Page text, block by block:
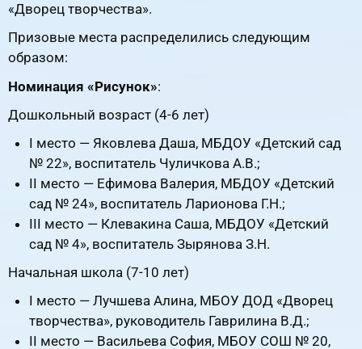
«Дворец творчества».
Призовые места распределились следующим
образом:
Номинация «Рисунок»:
Дошкольный возраст (4-6 лет)
I место — Яковлева Даша, МБДОУ «Детский сад
№ 22», воспитатель Чуличкова А.В.;
II место — Ефимова Валерия, МБДОУ «Детский
сад № 24», воспитатель Ларионова Г.Н.;
III место — Клевакина Саша, МБДОУ «Детский
сад № 4», воспитатель Зырянова З.Н.
Начальная школа (7-10 лет)
I место — Лучшева Алина, МБОУ ДОД «Дворец
творчества», руководитель Гаврилина В.Д.;
II место — Васильева София, МБОУ СОШ № 20,